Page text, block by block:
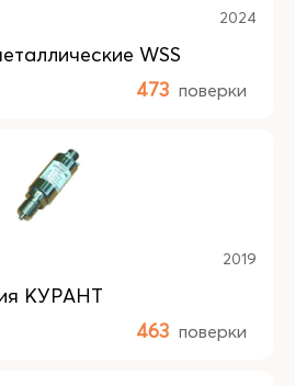
2024
WSS
473 поверки
2019
КУРАНТ
463 поверки